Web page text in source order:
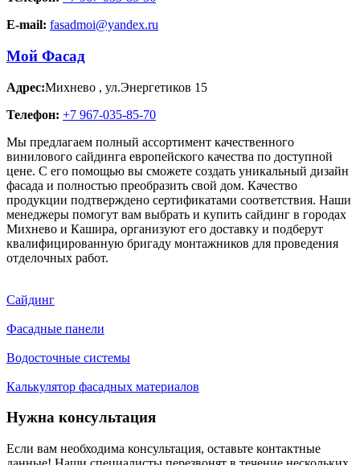
E-mail: fasadmoi@yandex.ru
Мой Фасад
Адрес:Михнево , ул.Энергетиков 15
Телефон: +7 967-035-85-70
Мы предлагаем полный ассортимент качественного
винилового сайдинга европейского качества по доступной
цене. С его помощью вы сможете создать уникальный дизайн
фасада и полностью преобразить свой дом. Качество
продукции подтверждено сертификатами соответствия. Наши
менеджеры помогут вам выбрать и купить сайдинг в городах
Михнево и Кашира, организуют его доставку и подберут
квалифицированную бригаду монтажников для проведения
отделочных работ.
Сайдинг
Фасадные панели
Водосточные системы
Калькулятор фасадных материалов
Нужна консультация
Если вам необходима консультация, оставьте контактные